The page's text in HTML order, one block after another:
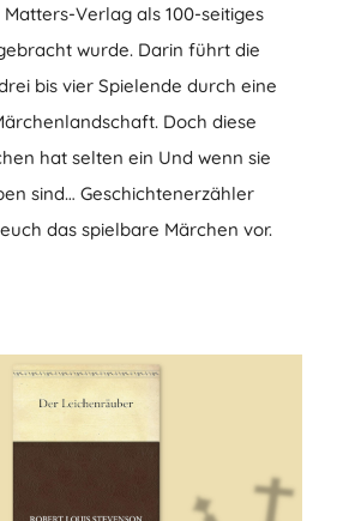
Verlag als 100-seitiges
wurde. Darin führt die
bis vier Spielende durch eine
Doch diese
hat selten ein Und wenn sie
sind… Geschichtenerzähler
das spielbare Märchen vor.